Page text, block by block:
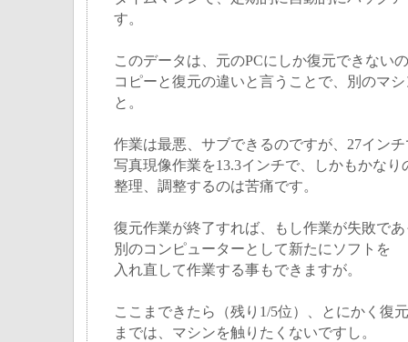
す。
このデータは、元のPCにしか復元できない
コピーと復元の違いと言うことで、別のマ
と。
作業は最悪、サブできるのですが、27イン
写真現像作業を13.3インチで、しかもかなり
整理、調整するのは苦痛です。
復元作業が終了すれば、もし作業が失敗で
別のコンピューターとして新たにソフトを
入れ直して作業する事もできますが。
ここまできたら（残り1/5位）、とにかく復
までは、マシンを触りたくないですし。